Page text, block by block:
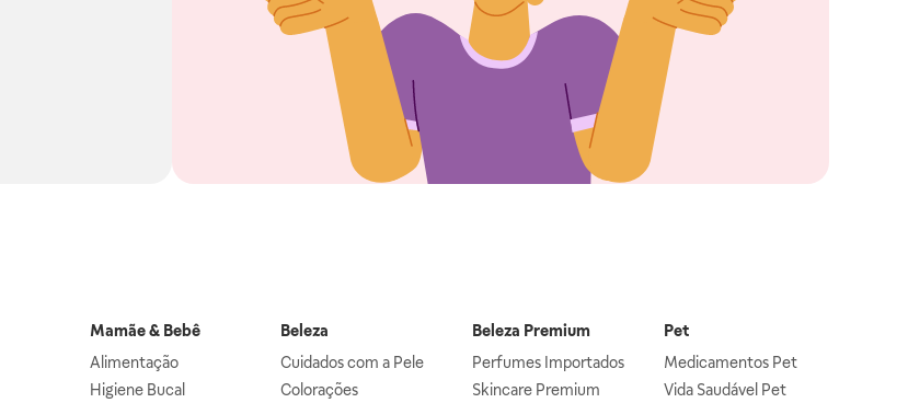
Mamãe & Bebê
Alimentação
Higiene Bucal
Beleza
Cuidados com a Pele
Colorações
Beleza Premium
Perfumes Importados
Skincare Premium
Pet
Medicamentos Pet
Vida Saudável Pet